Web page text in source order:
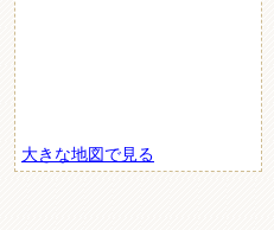
大きな地図で見る